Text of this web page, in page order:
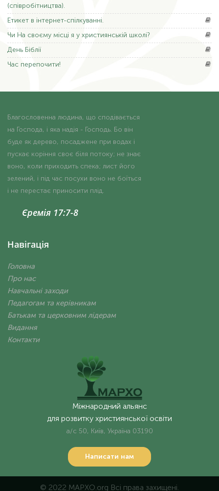
(співробітництва).
Етикет в інтернет-спілкуванні.
Чи На своєму місці я у християнській школі?
День Біблії
Час перепочити!
Благословенна людина, що сподівається
на Господа, і яка надія - Господь. Бо він
буде як дерево, посаджене при водах і
пускає коріння своє біля потоку; не знає
воно, коли приходить спека; лист його
зелений, і під час посухи воно не боїться
і не перестає приносити плід.
Єремія 17:7-8
Навігація
Головна
Про нас
Навчальні заходи
Педагогам та керівникам
Батькам та церковним лідерам
Видання
Контакти
Міжнародний альянс
для розвитку християнської освіти
а/с 50, Київ, Україна 03190
Написати нам
© 2022 MAPXO.org Всі права захищені.